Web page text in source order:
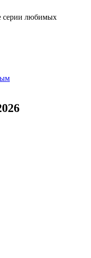
серии любимых